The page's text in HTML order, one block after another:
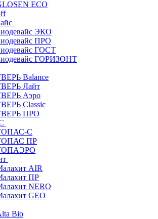
ECO
ЭКО
ПРО
ГОСТ
ГОРИЗОНТ
Balance
Лайт
Аэро
Classic
ПРО
С
ПР
AIR
ПР
NERO
GEO
Bio